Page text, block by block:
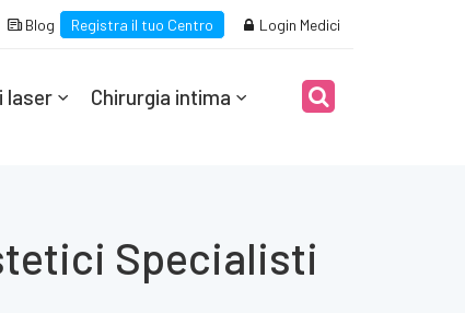
Blog Registra il tuo Centro Login Medici
laser Chirurgia intima
Specialisti